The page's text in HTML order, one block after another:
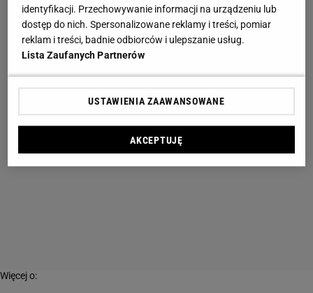
Więcej o:
identyfikacji. Przechowywanie informacji na urządzeniu lub
dostęp do nich. Spersonalizowane reklamy i treści, pomiar
reklam i treści, badnie odbiorców i ulepszanie usług.
Lista Zaufanych Partnerów
USTAWIENIA ZAAWANSOWANE
AKCEPTUJĘ